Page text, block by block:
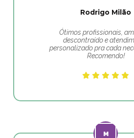
Rodrigo Milão
Ótimos profissionais,
descontraído e
personalizado pra cada
Recomendo!